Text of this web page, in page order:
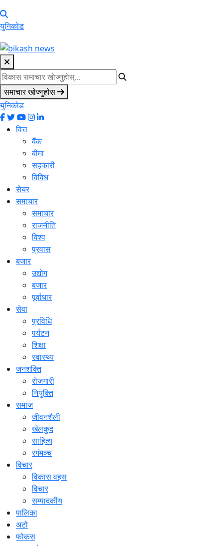
युनिकोड
समाचार खोज्नुहोस
युनिकोड
वित्त
बैंक
बीमा
सहकारी
विविध
सेयर
समाचार
समाचार
राजनीति
विश्व
प्रवास
बजार
उद्योग
बजार
पूर्वाधार
सेवा
प्रविधि
पर्यटन
शिक्षा
स्वास्थ्य
जनशक्ति
रोजगारी
नियुक्ति
समाज
जीवनशैली
खेलकुद
साहित्य
रगंमञ्च
विचार
विकास वहस
विचार
सम्पादकीय
पालिका
अटो
फोकस